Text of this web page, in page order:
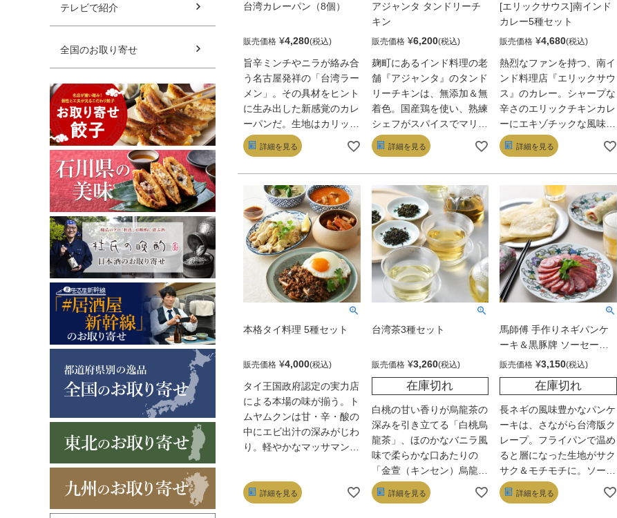
テレビで紹介
全国のお取り寄せ
台湾カレーパン（8個）
販売価格 ¥4,280
旨辛ミンチやニラが絡み合
う名古屋発祥の「台湾ラー
メン」。その具材をヒント
に生み出した新感覚のカレ
ーパンだ。生地はカリッ、
もちっ。頬張るとスパイス
が軽快に香る挽き肉、広が
ネギの風味と、変化に富ん
だ食味がたまらない。パン
チが効いた味に暑さも疲れ
も吹き飛びそう。
詳細を見る
アジャンタ タンドリーチ
キン
販売価格 ¥6,200
麹町にあるインド料理の老
舗『アジャンタ』のタンド
リーチキンは、無添加＆無
着色。国産鶏を使い、熟練
シェフがスパイスでマリネ
して本場の味に仕上げてい
る。鶏肉の滋味がパワフル
み、身はしっとり絶品だ。
詳細を見る
[エリックサウス]南インド
カレー5種セット
販売価格 ¥4,680
熱烈なファンを持つ、南イ
ンド料理店『エリックサウ
ス』のカレー。シャープな
辛さのエリックチキンカレ
ーにエキゾチックな風味の
キーマ、滋味豊かな豆のカ
レーなど多彩な5種をセッ
イス感の中に素材の味が引
き立ち、忘れがたい旨さ
だ。油脂控えめで後味はサ
ラリと軽やか。
詳細を見る
本格タイ料理 5種セット
販売価格 ¥4,000
タイ王国政府認定の実力店
による本場の味が揃う。ト
ムヤムクンは甘・辛・酸の
中にエビ出汁の深みがじわ
り。軽やかなマッサマンカ
りも魅惑的。全5種の料理
詳細を見る
台湾茶3種セット
販売価格 ¥3,260
在庫切れ
白桃の甘い香りが烏龍茶の
深みを引き立てる「白桃烏
龍茶」、ほのかなバニラ風
味で柔らかな口あたりの
「金萱（キンセン）烏龍
茶」。そして台湾高山地域
の茶葉を用いた「台湾高冷
詳細を見る
馬師傅 手作りネギパンケ
ーキ＆黒豚牌 ソーセージ
セット
販売価格 ¥3,150
在庫切れ
長ネギの風味豊かなパンケ
ーキは、さながら台湾版ク
レープ。フライパンで温め
ると層になった生地がサク
サク＆モチモチに。ソーセ
ージは焼いてよし、茹でて
よしの、甘みと旨みがジュ
詳細を見る